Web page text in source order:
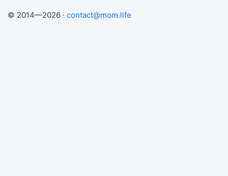
© 2014—2026 · contact@mom.life